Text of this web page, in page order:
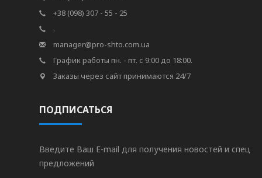
+38 (098) 307 - 55 - 25
.
manager@pro-shto.com.ua
График работы пн. - пт. с 9:00 до 18:00.
Заказы через сайт принимаются 24/7
ПОДПИСАТЬСЯ
Введите Ваш E-mail для получения новостей и спец
предложений